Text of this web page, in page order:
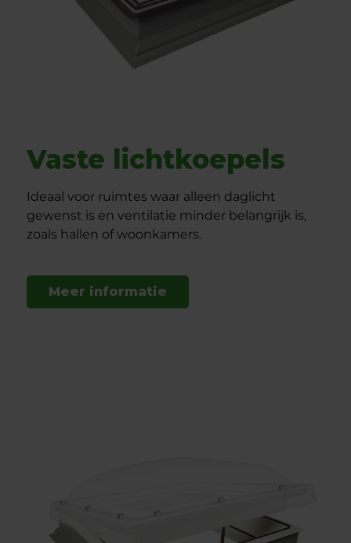
Vaste lichtkoepels
Ideaal voor ruimtes waar alleen daglicht
gewenst is en ventilatie minder belangrijk is,
zoals hallen of woonkamers.
Meer informatie